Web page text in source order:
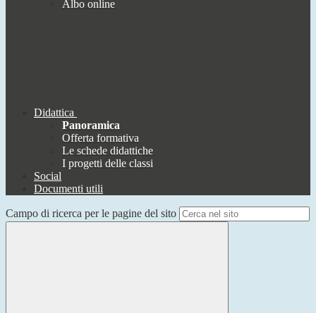
Albo online
Didattica
Panoramica
Offerta formativa
Le schede didattiche
I progetti delle classi
Social
Documenti utili
Campo di ricerca per le pagine del sito